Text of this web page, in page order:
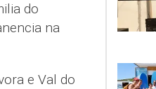
do
na
e Val do